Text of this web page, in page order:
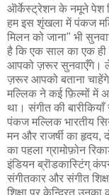
ऒर्केस्ट्रेशन के नमूने पेश
हम इस शृंखला में पंकज
मिलन को जाना" भी
है कि एक साल का एक ही
आपको ज़रूर सुनवाएँगे।
ज़रूर आपको बताना
मल्लिक ने कई फ़िल्मों में
था। संगीत की बारीकियाँ
पंकज मल्लिक भारतीय
मन और राजर्षी का हृदय,
का पहला ग्रामोफ़ोन
इंडियन ब्रॊडकास्टिंग्
संगीतकार और संगीत
शिक्षा पर केन्द्रित